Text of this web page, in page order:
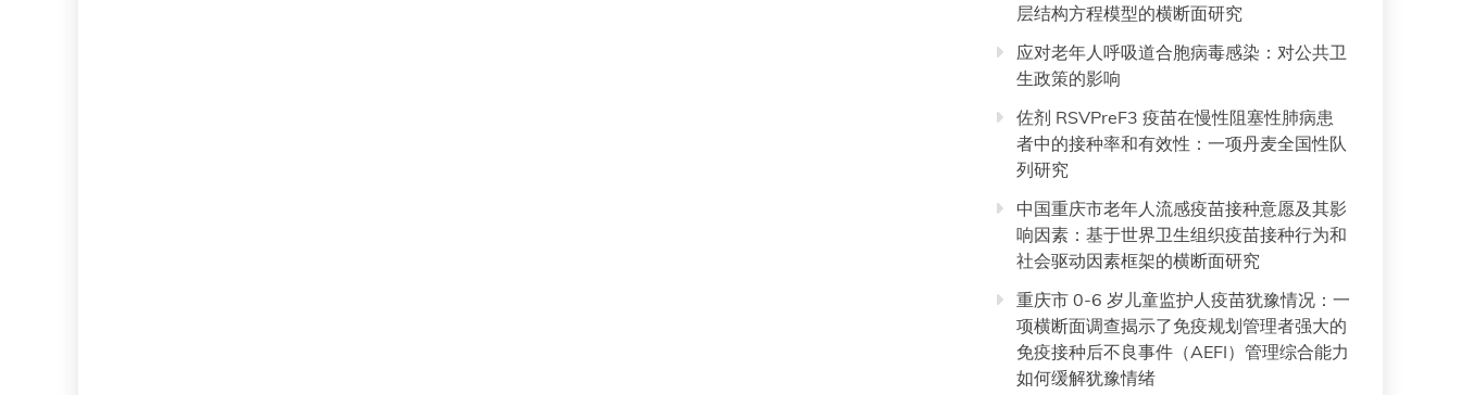
层结构方程模型的横断面研究
应对老年人呼吸道合胞病毒感染：对公共卫
生政策的影响
佐剂 RSVPreF3 疫苗在慢性阻塞性肺病患
者中的接种率和有效性：一项丹麦全国性队
列研究
中国重庆市老年人流感疫苗接种意愿及其影
响因素：基于世界卫生组织疫苗接种行为和
社会驱动因素框架的横断面研究
重庆市 0-6 岁儿童监护人疫苗犹豫情况：一
项横断面调查揭示了免疫规划管理者强大的
免疫接种后不良事件（AEFI）管理综合能力
如何缓解犹豫情绪